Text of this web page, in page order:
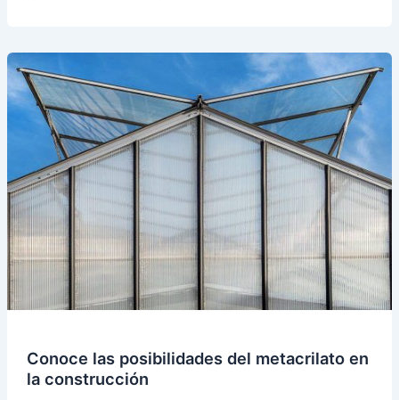
Conoce las posibilidades del metacrilato en
la construcción
Conoce
las
posibilidades
del
metacrilato
en
la
construcción